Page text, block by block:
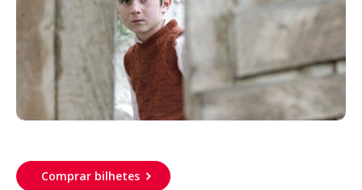
DESPORTO
Comprar bilhetes